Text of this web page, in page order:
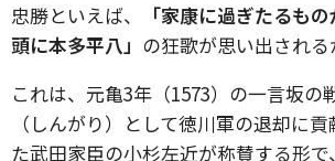
忠勝といえば、
「家康に過ぎたるも
頭に本多平八」 の狂歌が思い出される
これは、元亀3年（1573）の一言坂の
（しんがり）として徳川軍の退却に
た武田家臣の小杉左近が称賛する形で